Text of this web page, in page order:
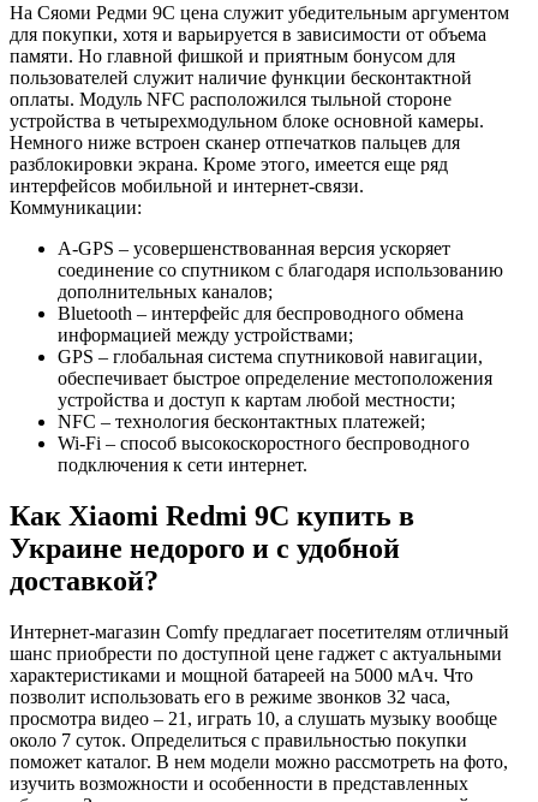
На Сяоми Редми 9С цена служит убедительным аргументом
для покупки, хотя и варьируется в зависимости от объема
памяти. Но главной фишкой и приятным бонусом для
пользователей служит наличие функции бесконтактной
оплаты. Модуль NFC расположился тыльной стороне
устройства в четырехмодульном блоке основной камеры.
Немного ниже встроен сканер отпечатков пальцев для
разблокировки экрана. Кроме этого, имеется еще ряд
интерфейсов мобильной и интернет-связи.
Коммуникации:
A-GPS – усовершенствованная версия ускоряет
соединение со спутником с благодаря использованию
дополнительных каналов;
Bluetooth – интерфейс для беспроводного обмена
информацией между устройствами;
GPS – глобальная система спутниковой навигации,
обеспечивает быстрое определение местоположения
устройства и доступ к картам любой местности;
NFC – технология бесконтактных платежей;
Wi-Fi – способ высокоскоростного беспроводного
подключения к сети интернет.
Как Xiaomi Redmi 9C купить в
Украине недорого и с удобной
доставкой?
Интернет-магазин Comfy предлагает посетителям отличный
шанс приобрести по доступной цене гаджет с актуальными
характеристиками и мощной батареей на 5000 мАч. Что
позволит использовать его в режиме звонков 32 часа,
просмотра видео – 21, играть 10, а слушать музыку вообще
около 7 суток. Определиться с правильностью покупки
поможет каталог. В нем модели можно рассмотреть на фото,
изучить возможности и особенности в представленных